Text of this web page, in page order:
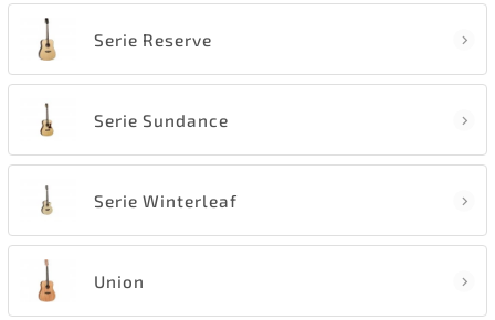
Serie Reserve
Serie Sundance
Serie Winterleaf
Union